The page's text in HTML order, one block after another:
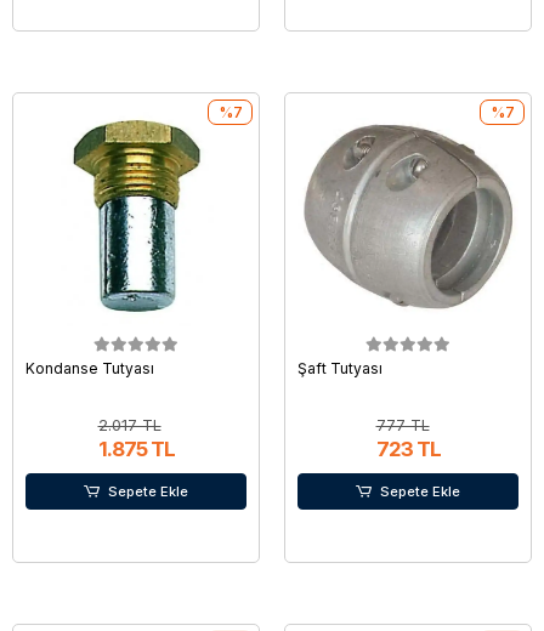
Kondanse Tutyası
2.017 TL
1.875 TL
%7
Sepete Ekle
Şaft Tutyası
777 TL
723 TL
%7
Sepete Ekle